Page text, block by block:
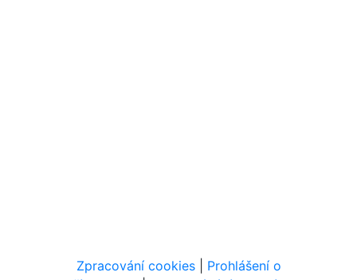
Zpracování cookies
Prohlášení o